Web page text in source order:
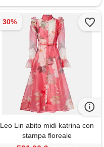
Leo Lin abito midi katrina con
stampa floreale